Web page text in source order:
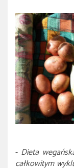
- Dieta
całkowitym